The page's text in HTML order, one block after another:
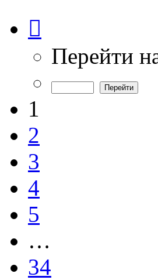
из
Перейти
1
2
3
4
5
…
34